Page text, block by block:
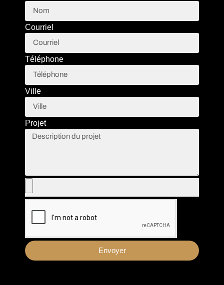
Courriel
Téléphone
Ville
Projet
Envoyer